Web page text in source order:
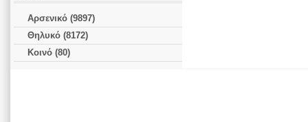
Αρσενικό (9897)
Θηλυκό (8172)
Κοινό (80)